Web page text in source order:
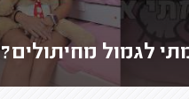
לגמול מחיתולים?